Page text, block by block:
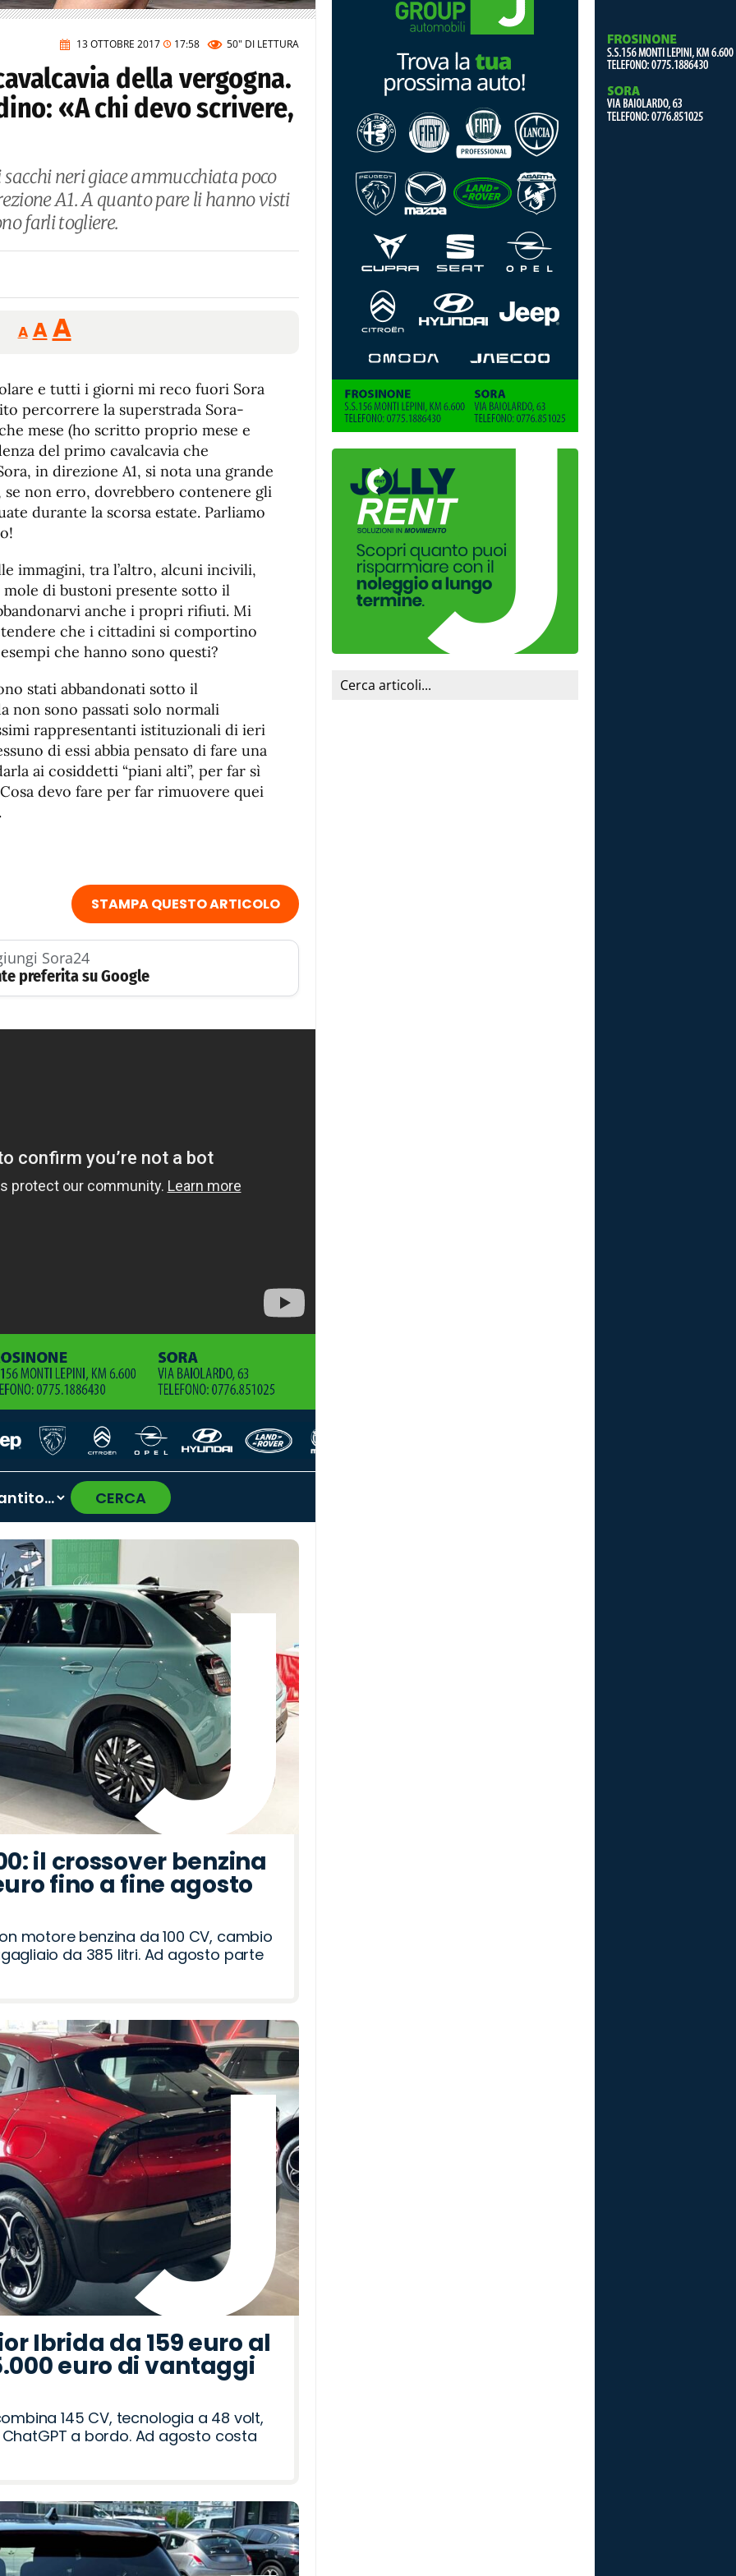
13 OTTOBRE 2017 17:58 50" DI LETTURA
della vergogna.
«A chi devo scrivere,
neri giace ammucchiata poco
A1. A quanto pare li hanno visti
farli togliere.
A
Reducir
tamaño
A Restablecer
tamaño
de
fuente
AAumentar
de
fuente.
e tutti i giorni mi reco fuori Sora
percorrere la superstrada Sora-
mese (ho scritto proprio mese e
del primo cavalcavia che
in direzione A1, si nota una grande
non erro, dovrebbero contenere gli
durante la scorsa estate. Parliamo
immagini, tra l’altro, alcuni incivili,
di bustoni presente sotto il
anche i propri rifiuti. Mi
che i cittadini si comportino
che hanno sono questi?
stati abbandonati sotto il
non sono passati solo normali
rappresentanti istituzionali di ieri
di essi abbia pensato di fare una
ai cosiddetti “piani alti”, per far sì
devo fare per far rimuovere quei
STAMPA QUESTO ARTICOLO
Sora24
preferita su Google
CERCA
›
il crossover benzina
fino a fine agosto
motore benzina da 100 CV, cambio
da 385 litri. Ad agosto parte
Ibrida da 159 euro al
euro di vantaggi
145 CV, tecnologia a 48 volt,
a bordo. Ad agosto costa